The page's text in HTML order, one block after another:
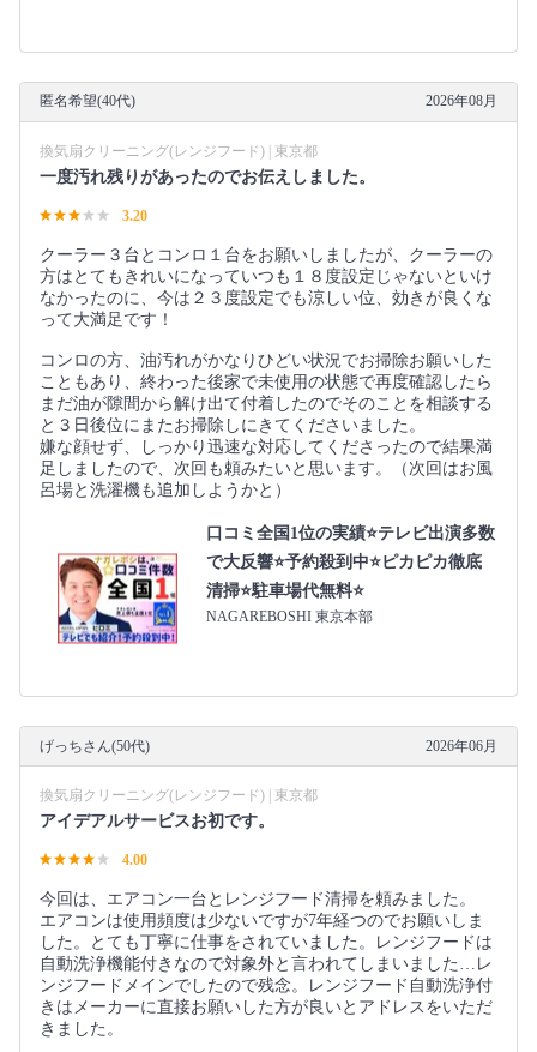
匿名希望(40代) 2026年08月
換気扇クリーニング(レンジフード) | 東京都
一度汚れ残りがあったのでお伝えしました。
3.20
クーラー３台とコンロ１台をお願いしましたが、クーラーの
方はとてもきれいになっていつも１８度設定じゃないといけ
なかったのに、今は２３度設定でも涼しい位、効きが良くな
って大満足です！
コンロの方、油汚れがかなりひどい状況でお掃除お願いした
こともあり、終わった後家で未使用の状態で再度確認したら
まだ油が隙間から解け出て付着したのでそのことを相談する
と３日後位にまたお掃除しにきてくださいました。
嫌な顔せず、しっかり迅速な対応してくださったので結果満
足しましたので、次回も頼みたいと思います。（次回はお風
呂場と洗濯機も追加しようかと）
口コミ全国1位の実績⭐テレビ出演多数
で大反響⭐予約殺到中⭐ピカピカ徹底
清掃⭐駐車場代無料⭐
NAGAREBOSHI 東京本部
げっちさん(50代) 2026年06月
換気扇クリーニング(レンジフード) | 東京都
アイデアルサービスお初です。
4.00
今回は、エアコン一台とレンジフード清掃を頼みました。
エアコンは使用頻度は少ないですが7年経つのでお願いしま
した。とても丁寧に仕事をされていました。レンジフードは
自動洗浄機能付きなので対象外と言われてしまいました…レ
ンジフードメインでしたので残念。レンジフード自動洗浄付
きはメーカーに直接お願いした方が良いとアドレスをいただ
きました。